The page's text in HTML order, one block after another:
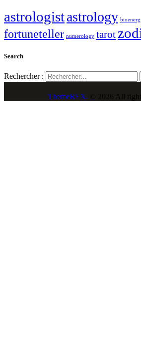
astrologistastrology
fortuneteller numerology tarot
Search
Rechercher :
ThemeREX. © 2026 All